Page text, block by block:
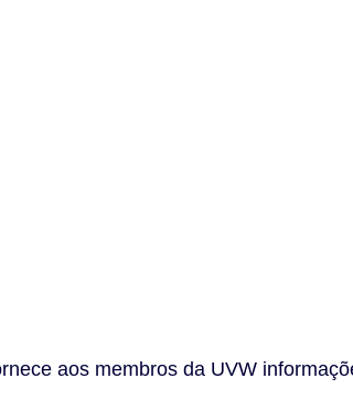
aos membros da UVW